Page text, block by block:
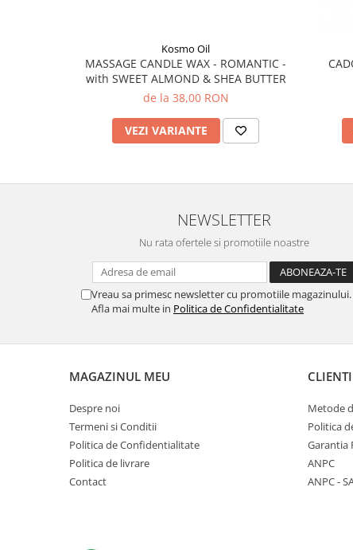
Kosmo Oil
MASSAGE CANDLE WAX - ROMANTIC -
with SWEET ALMOND & SHEA BUTTER
de la 38,00 RON
VEZI VARIANTE
NEWSLETTER
Nu rata ofertele si promotiile noastre
Vreau sa primesc newsletter cu promotiile magazinului.
Afla mai multe in Politica de Confidentialitate
MAGAZINUL MEU
Despre noi
Termeni si Conditii
Politica de Confidentialitate
Politica de livrare
Contact
CLIENTI
Metode
Politica
Garantia
ANPC
ANPC -